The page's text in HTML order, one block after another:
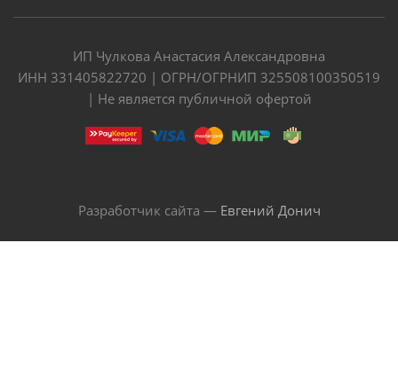
ИП Чулкова Анастасия Александровна
ИНН 331405822720 | ОГРН/ОГРНИП 325508100350519
| Не является публичной офертой
Разработчик сайта — Евгений Донич